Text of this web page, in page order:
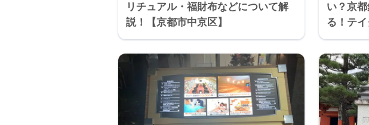
リチュアル・福財布などについて解
説！【京都市中京区】
い？京
る！テ